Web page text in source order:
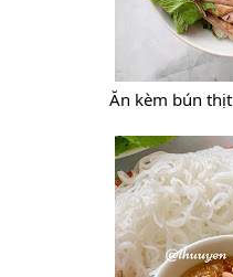
Ăn kèm bún